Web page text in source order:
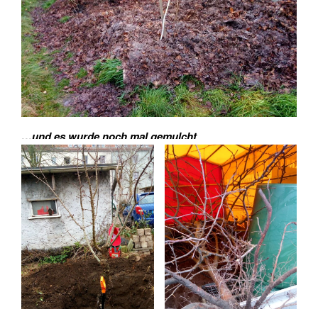
…und es wurde noch mal gemulcht.